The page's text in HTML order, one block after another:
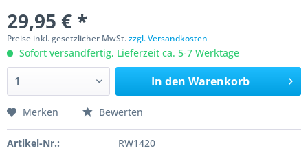
29,95 € *
Preise inkl. gesetzlicher MwSt.zzgl. Versandkosten
Sofort versandfertig, Lieferzeit ca. 5-7 Werktage
In den Warenkorb
Merken Bewerten
Artikel-Nr.: RW1420